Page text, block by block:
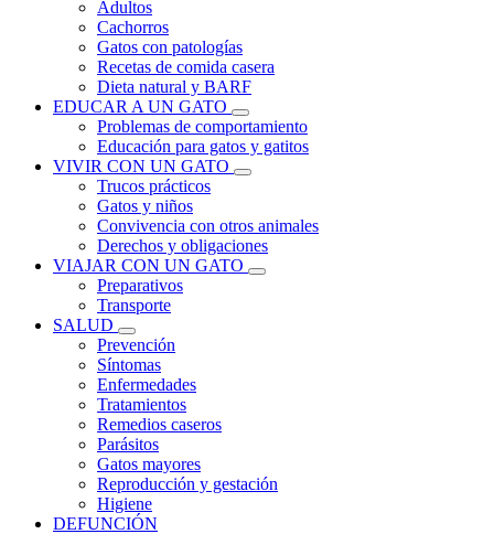
Adultos
Cachorros
Gatos con patologías
Recetas de comida casera
Dieta natural y BARF
EDUCAR A UN GATO
Problemas de comportamiento
Educación para gatos y gatitos
VIVIR CON UN GATO
Trucos prácticos
Gatos y niños
Convivencia con otros animales
Derechos y obligaciones
VIAJAR CON UN GATO
Preparativos
Transporte
SALUD
Prevención
Síntomas
Enfermedades
Tratamientos
Remedios caseros
Parásitos
Gatos mayores
Reproducción y gestación
Higiene
DEFUNCIÓN